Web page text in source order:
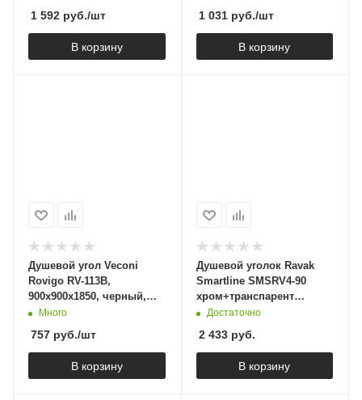
1 592 руб./шт
В корзину
1 031руб./шт
В корзину
Душевой угол Veconi
Rovigo RV-113B,
900x900x1850, черный,
стекло прозрачное,
Много
757 руб./шт
В корзину
Душевой уголок Ravak
Smartline SMSRV4-90
хром+транспарент
1SV77A00Z1
Достаточно
2 433руб.
В корзину